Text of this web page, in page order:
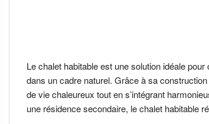
Le chalet habitable est une solution idéale
dans un cadre naturel. Grâce à sa
de vie chaleureux tout en s’intégrant
une résidence secondaire, le chalet habitable